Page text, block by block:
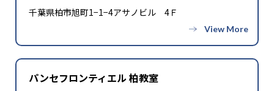
千葉県柏市旭町1−1−4アサノビル 4Ｆ
パンセフロンティエル 柏教室